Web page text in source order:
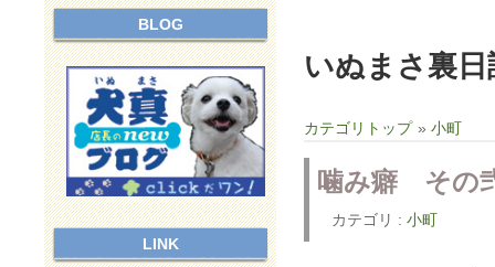
いぬまさ裏
カテゴリトップ »小町
噛み癖 その
カテゴリ : 小町
BLOG
LINK